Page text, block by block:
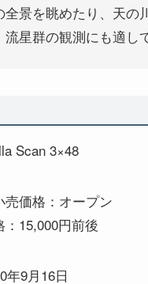
全景を眺めたり、天の
流星群の観測にも適し
Scan 3×48
売価格：オープン
15,000円前後
年9月16日